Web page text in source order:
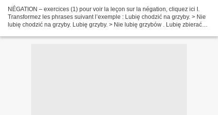
NÉGATION – exercices (1) pour voir la leçon sur la négation, cliquez ici I.
Transformez les phrases suivant l’exemple : Lubię chodzić na grzyby. > Nie
lubię chodzić na grzyby. Lubię grzyby. > Nie lubię grzybów . Lubię zbierać